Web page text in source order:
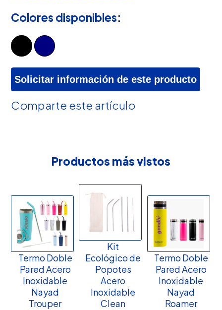
Colores disponibles:
Solicitar información de este producto
Comparte este artículo
Productos más vistos
Termo Doble
Pared Acero
Inoxidable
Nayad
Trouper
Kit
Ecológico de
Popotes
Acero
Inoxidable
Clean
Termo Doble
Pared Acero
Inoxidable
Nayad
Roamer